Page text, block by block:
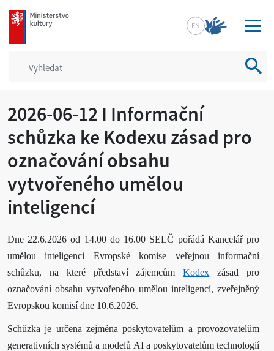
mkcr.cz
EN
2026-06-12 I Informační
schůzka ke Kodexu zásad pro
označování obsahu
vytvořeného umělou
inteligencí
Dne 22.6.2026 od 14.00 do 16.00 SELČ pořádá Kancelář pro
umělou inteligenci Evropské komise veřejnou informační
schůzku, na které představí zájemcůmKodex zásad pro
označování obsahu vytvořeného umělou inteligencí, zveřejněný
Evropskou komisí dne 10.6.2026.
Schůzka je určena zejména poskytovatelům a provozovatelům
generativních systémů a modelů AI a poskytovatelům technologií